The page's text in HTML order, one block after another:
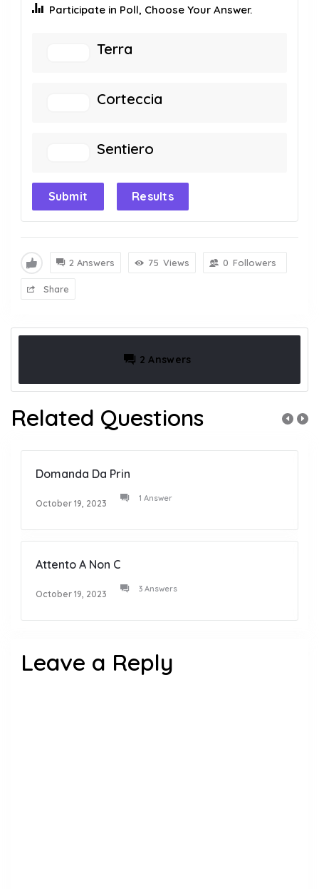
Participate in Poll, Choose Your Answer.
Terra
Corteccia
Sentiero
Submit Results
2 Answers 75 Views 0 Followers
Share
2 Answers
Related Questions
Domanda Da Prin
October 19, 2023 1 Answer
Attento A Non C
October 19, 2023 3 Answers
Leave a Reply